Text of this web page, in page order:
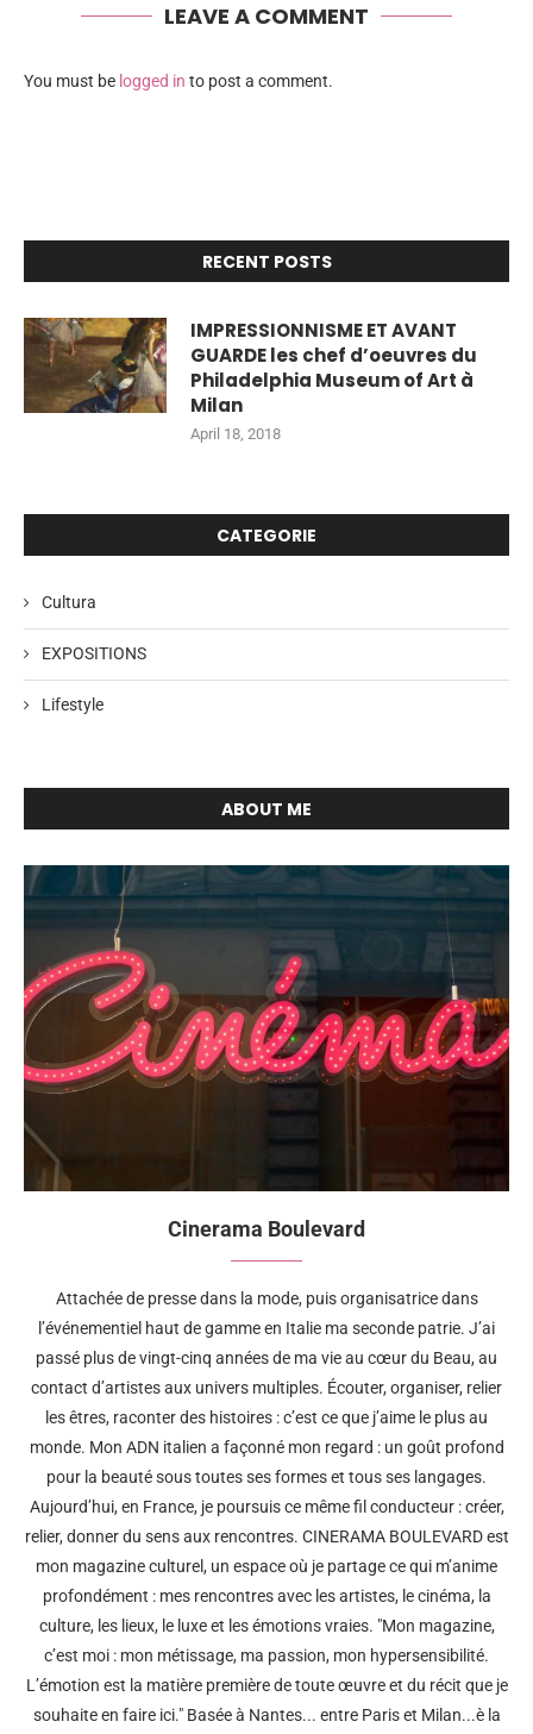
LEAVE A COMMENT
You must be logged in to post a comment.
RECENT POSTS
IMPRESSIONNISME ET AVANT
GUARDE les chef d’oeuvres du
Philadelphia Museum of Art à
Milan
April 18, 2018
CATEGORIE
Cultura
EXPOSITIONS
Lifestyle
ABOUT ME
Cinerama Boulevard
Attachée de presse dans la mode, puis organisatrice dans
l’événementiel haut de gamme en Italie ma seconde patrie. J’ai
passé plus de vingt-cinq années de ma vie au cœur du Beau, au
contact d’artistes aux univers multiples. Écouter, organiser, relier
les êtres, raconter des histoires : c’est ce que j’aime le plus au
monde. Mon ADN italien a façonné mon regard : un goût profond
pour la beauté sous toutes ses formes et tous ses langages.
Aujourd’hui, en France, je poursuis ce même fil conducteur : créer,
relier, donner du sens aux rencontres. CINERAMA BOULEVARD est
mon magazine culturel, un espace où je partage ce qui m’anime
profondément : mes rencontres avec les artistes, le cinéma, la
culture, les lieux, le luxe et les émotions vraies. "Mon magazine,
c’est moi : mon métissage, ma passion, mon hypersensibilité.
L’émotion est la matière première de toute œuvre et du récit que je
souhaite en faire ici." Basée à Nantes... entre Paris et Milan...è la